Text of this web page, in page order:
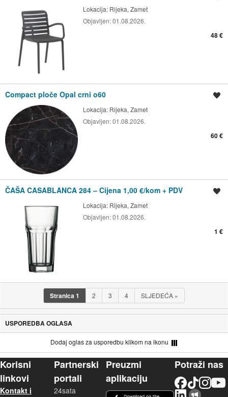
Lokacija: Rijeka, Zamet
Objavljen:01.08.2026.
48 €
Compact ploče Opal crni o60
Lokacija: Rijeka, Zamet
Objavljen:01.08.2026.
60 €
ČAŠA CASABLANCA 284 – Cijena 1,00 €/kom + PDV
Lokacija: Rijeka, Zamet
Objavljen:01.08.2026.
1 €
Stranica1 2 3 4 SLJEDEĆA »
USPOREDBA OGLASA
Dodaj oglas za usporedbu klikom na ikonu
Korisni
linkovi
Kontakt i
Partnerski
portali
24sata
Preuzmi
aplikaciju
Potraži nas